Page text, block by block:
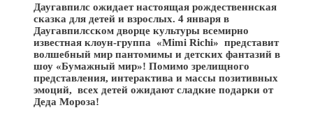
Даугавпилс ожидает настоящая рождественнcкая
сказка для детей и взрослых. 4 января в
Даугавпилсском дворце культуры всемирно
известная клоун-группа «Mimi Richi» представит
волшебный мир пантомимы и детских фантазий в
шоу «Бумажный мир»! Помимо зрелищного
представления, интерактива и массы позитивных
эмоций, всех детей ожидают сладкие подарки от
Деда Мороза!